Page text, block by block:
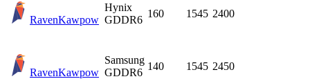
RavenKawpow
Hynix
GDDR6
160 1545 2400
RavenKawpow
Samsung
GDDR6
140 1545 2450